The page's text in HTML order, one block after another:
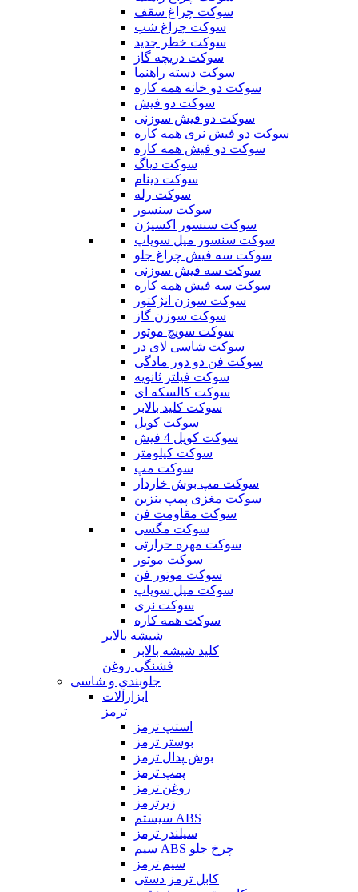
سوکت چراغ سقف
سوکت چراغ شب
سوکت خطر جدید
سوکت دریچه گاز
سوکت دسته راهنما
سوکت دو خانه همه کاره
سوکت دو فیش
سوکت دو فیش سوزنی
سوکت دو فیش نری همه کاره
سوکت دو فیش همه کاره
سوکت دیاگ
سوکت دینام
سوکت رله
سوکت سنسور
سوکت سنسور اکسیژن
سوکت سنسور میل سوپاپ
سوکت سه فیش چراغ جلو
سوکت سه فیش سوزنی
سوکت سه فیش همه کاره
سوکت سوزن انژکتور
سوکت سوزن گاز
سوکت سویچ موتور
سوکت شاسی لای در
سوکت فن دو دور مادگی
سوکت فیلتر ثانویه
سوکت کالسکه ای
سوکت کلید بالابر
سوکت کویل
سوکت کویل 4 فیش
سوکت کیلومتر
سوکت مپ
سوکت مپ بوش خاردار
سوکت مغزی پمپ بنزین
سوکت مقاومت فن
سوکت مگسی
سوکت مهره حرارتی
سوکت موتور
سوکت موتور فن
سوکت میل سوپاپ
سوکت نری
سوکت همه کاره
شیشه بالابر
کلید شیشه بالابر
فشنگی روغن
جلوبندی و شاسی
ابزارآلات
ترمز
استپ ترمز
بوستر ترمز
بوش پدال ترمز
پمپ ترمز
روغن ترمز
زیرترمز
سیستم ABS
سیلندر ترمز
سیم ABS چرخ جلو
سیم ترمز
کابل ترمز دستی